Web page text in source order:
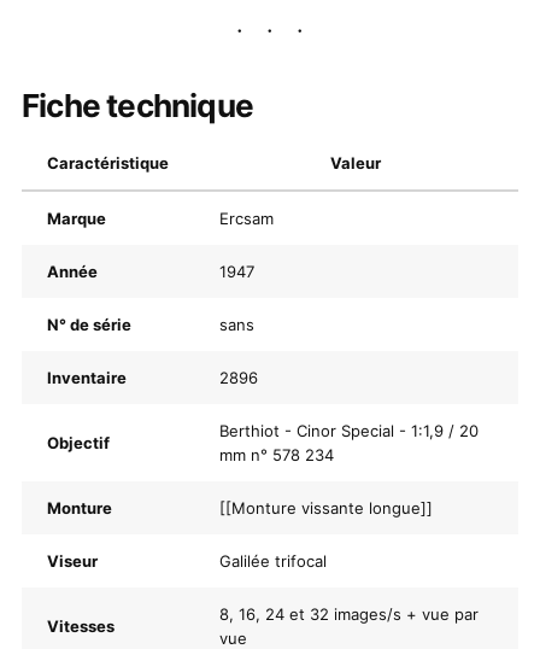
Fiche technique
Caractéristique Valeur
Marque Ercsam
Année 1947
N° de série sans
Inventaire 2896
Objectif
Berthiot - Cinor Special - 1:1,9 / 20
mm n° 578 234
Monture [[Monture vissante longue]]
Viseur Galilée trifocal
Vitesses
8, 16, 24 et 32 images/s + vue par
vue